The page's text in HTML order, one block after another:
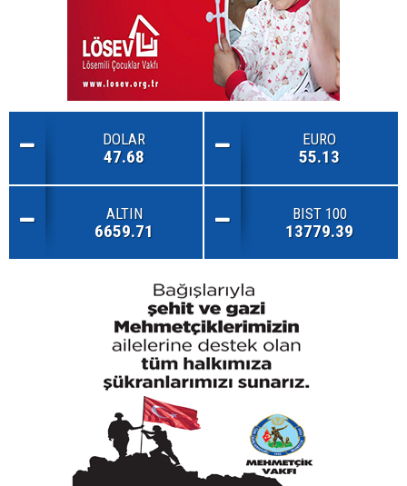
DOLAR
47.68
EURO
55.13
ALTIN
6659.71
BIST 100
13779.39